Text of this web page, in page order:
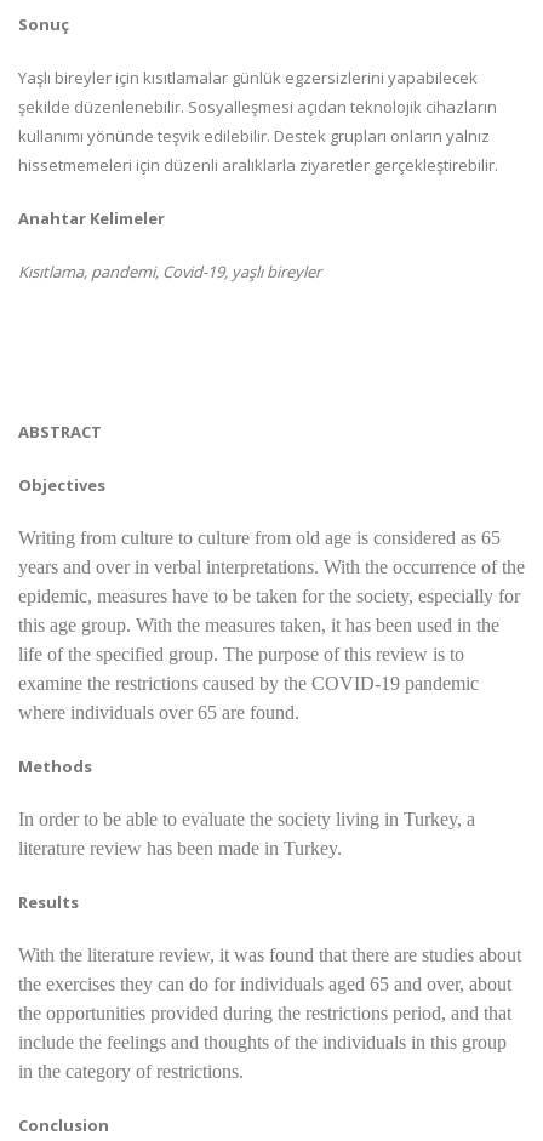
Sonuç
Yaşlı bireyler için kısıtlamalar günlük egzersizlerini yapabilecek
şekilde düzenlenebilir. Sosyalleşmesi açıdan teknolojik cihazların
kullanımı yönünde teşvik edilebilir. Destek grupları onların yalnız
hissetmemeleri için düzenli aralıklarla ziyaretler gerçekleştirebilir.
Anahtar Kelimeler
Kısıtlama, pandemi, Covid-19, yaşlı bireyler
ABSTRACT
Objectives
Writing from culture to culture from old age is considered as 65
years and over in verbal interpretations. With the occurrence of the
epidemic, measures have to be taken for the society, especially for
this age group. With the measures taken, it has been used in the
life of the specified group. The purpose of this review is to
examine the restrictions caused by the COVID-19 pandemic
where individuals over 65 are found.
Methods
In order to be able to evaluate the society living in Turkey, a
literature review has been made in Turkey.
Results
With the literature review, it was found that there are studies about
the exercises they can do for individuals aged 65 and over, about
the opportunities provided during the restrictions period, and that
include the feelings and thoughts of the individuals in this group
in the category of restrictions.
Conclusion